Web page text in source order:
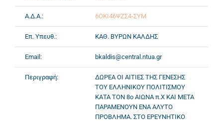
Α.Δ.Α.: 6ΟΚΙ46ΨΖΣ4-ΣΥΜ
Επ. Υπευθ.: ΚΑΘ. ΒΥΡΩΝ ΚΑΛΔΗΣ
Email: bkaldis@central.ntua.gr
Περιγραφή:
ΔΩΡΕΑ ΟΙ ΑΙΤΙΕΣ ΤΗΣ ΓΕΝΕΣΗΣ
ΤΟΥ ΕΛΛΗΝΙΚΟΥ ΠΟΛΙΤΙΣΜΟΥ
ΚΑΤΑ ΤΟΝ 8ο ΑΙΩΝΑ π.Χ ΚΑΙ ΜΕΤΑ
ΠΑΡΑΜΕΝΟΥΝ ΕΝΑ ΑΛΥΤΟ
ΠΡΟΒΛΗΜΑ. ΣΤΟ ΕΡΕΥΝΗΤΙΚΟ